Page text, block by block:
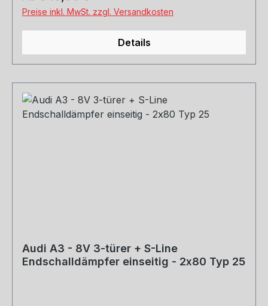
Preise inkl. MwSt. zzgl. Versandkosten
Details
Audi A3 - 8V 3-türer + S-Line
Endschalldämpfer einseitig - 2x80 Typ 25